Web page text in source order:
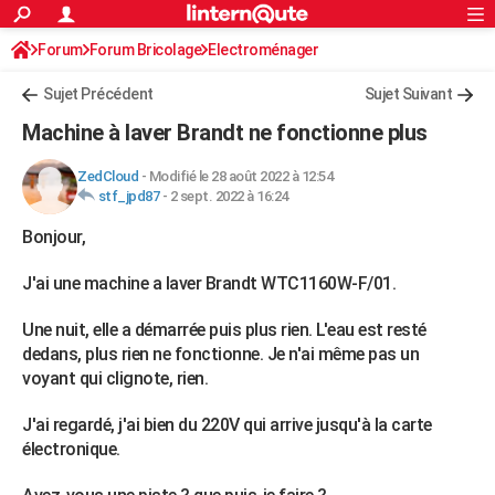
ACTUALITÉS
Politique
Société
Faits Divers
Education
Monde
Villes
+
FINANCE
Retraite
Impôts
Epargne
Immobilier
Risques naturels par ville
Banque
Assurance
Crédit
AUTO
Essais
Réserver un essai
Citadines
Berlines
SUV
Forum auto
+HIGH-TECH
Mobiles
Meilleur smartphone
Internet
Ordinateurs
Jeux vidéo
Guide high-tech
+
Forum
Aménagement intérieur
Extérieur
Cuisine
Salle de bains
Jardinage
Rangement
WEEK-END
Guides de France
Escapades
Patrimoine
Expositions
Musées
Week-end nature
+LIFESTYLE
Art de vivre
Bien-être
Loisirs
Mode
Modes de vie
SANTE
S'inscrire
Connexion
Forum Forum Bricolage Electroménager
Sujet Précédent Sujet Suivant
Machine à laver Brandt ne fonctionne plus
ZedCloud - Modifié le 28 août 2022 à 12:54
stf_jpd87- 2 sept. 2022 à 16:24
Bonjour,
J'ai une machine a laver Brandt WTC1160W-F/01.
Une nuit, elle a démarrée puis plus rien. L'eau est resté
dedans, plus rien ne fonctionne. Je n'ai même pas un
voyant qui clignote, rien.
J'ai regardé, j'ai bien du 220V qui arrive jusqu'à la carte
électronique.